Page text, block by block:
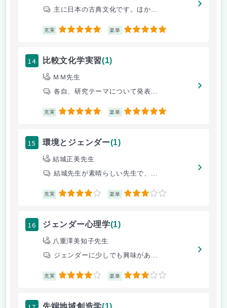
主に日本の古典文化です。ほか...
充実 5 楽単 5
14 比較文化学実習(1)
ＭＭ先生
各自、研究テーマについて発表...
充実 5 楽単 5
15 環境とジェンダー(1)
結城正美先生
結城先生が素晴らしい先生で、...
充実 4 楽単 3
16 ジェンダー心理学(1)
八重澤美知子先生
ジェンダーに少しでも興味があ...
充実 4 楽単 3